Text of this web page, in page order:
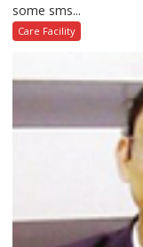
some sms...
Care Facility